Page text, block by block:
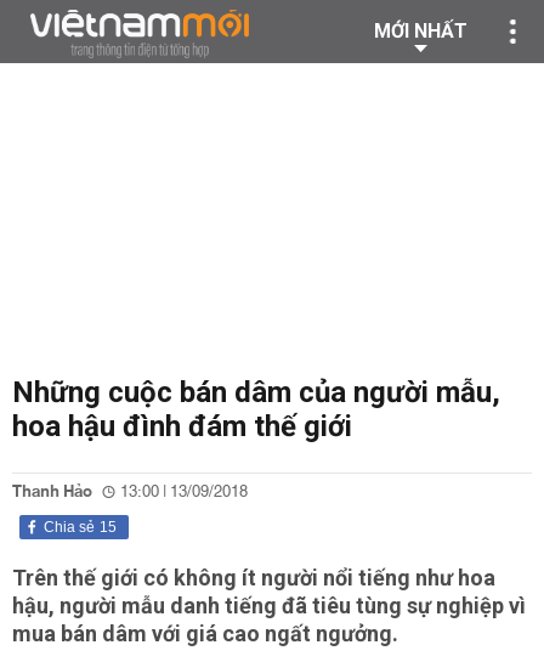
MỚI NHẤT
Những cuộc bán dâm của người mẫu,
hoa hậu đình đám thế giới
Thanh Hảo 13:00 | 13/09/2018
15
Chia sẻ
Trên thế giới có không ít người nổi tiếng như hoa
hậu, người mẫu danh tiếng đã tiêu tùng sự nghiệp vì
mua bán dâm với giá cao ngất ngưởng.